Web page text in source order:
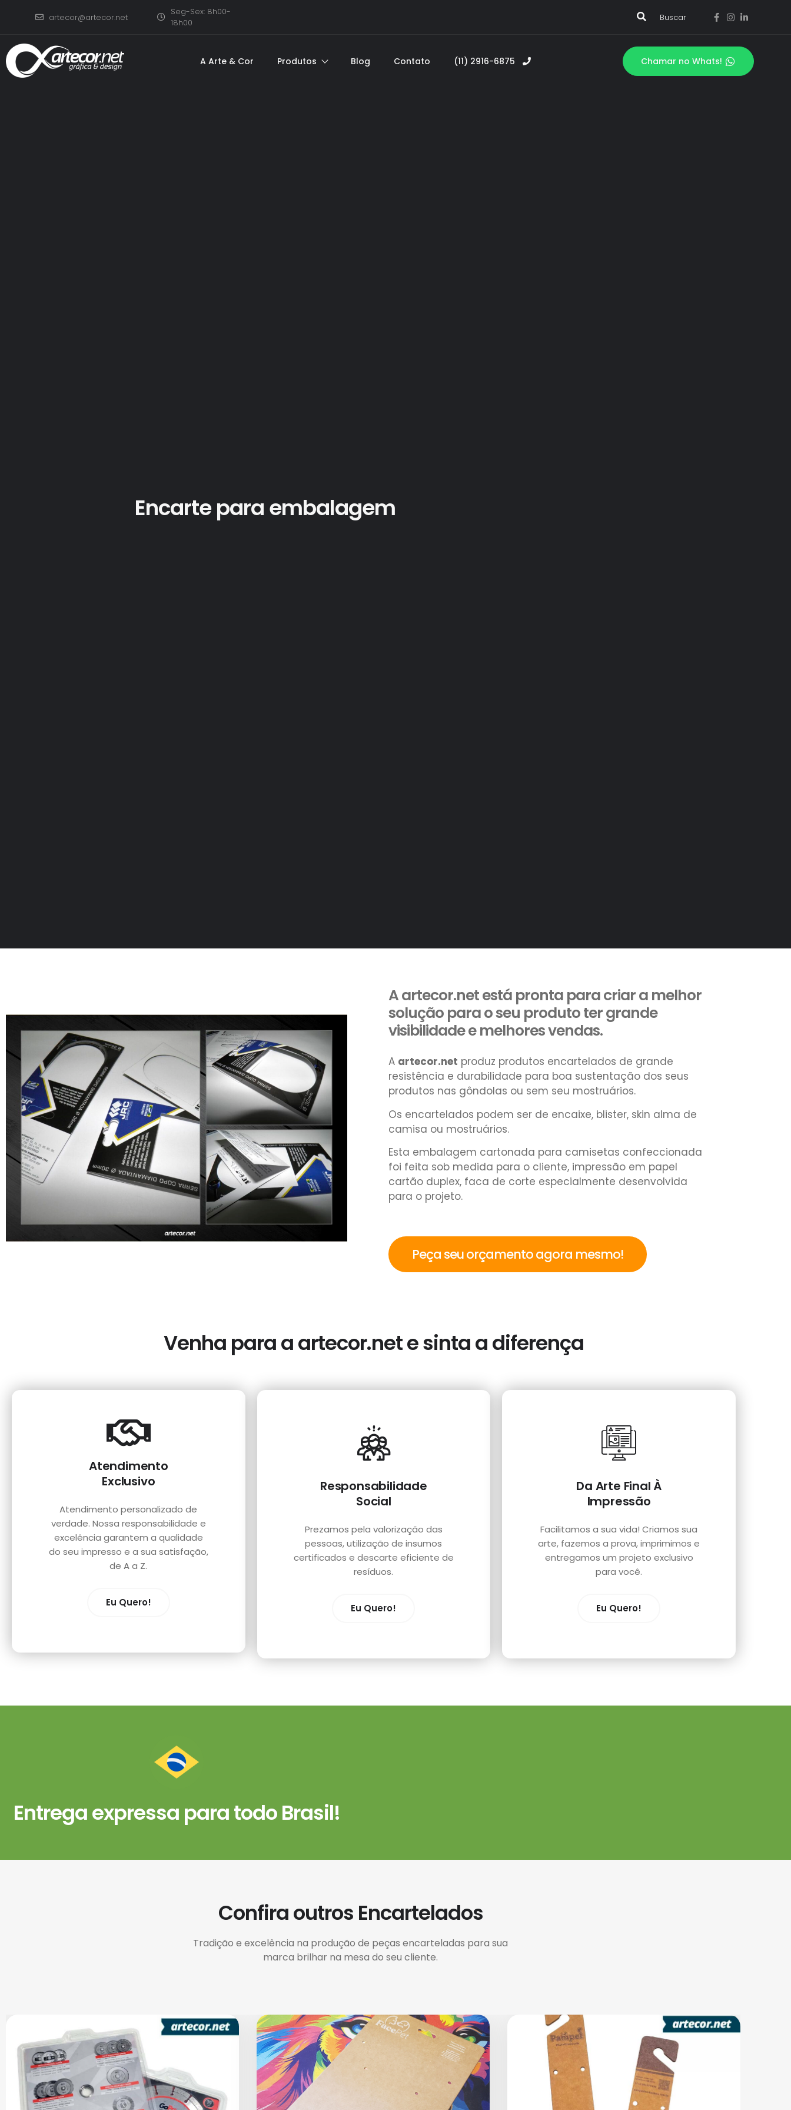
artecor@artecor.net
Seg-Sex: 8h00-
18h00
Buscar
A Arte & Cor Produtos Blog Contato (11) 2916-6875ﾠ Chamar no Whats!
Encarte para embalagem
A artecor.net está pronta para criar a melhor
solução para o seu produto ter grande
visibilidade e melhores vendas.
A artecor.net produz produtos encartelados de grande
resistência e durabilidade para boa sustentação dos seus
produtos nas gôndolas ou sem seu mostruários.
Os encartelados podem ser de encaixe, blister, skin alma de
camisa ou mostruários.
Esta embalagem cartonada para camisetas confeccionada
foi feita sob medida para o cliente, impressão em papel
cartão duplex, faca de corte especialmente desenvolvida
para o projeto.
Peça seu orçamento agora mesmo!
Venha para a artecor.net e sinta a diferença
Atendimento
Exclusivo
Atendimento personalizado de
verdade. Nossa responsabilidade e
excelência garantem a qualidade
do seu impresso e a sua satisfação,
de A a Z.
Eu Quero!
Responsabilidade
Social
Prezamos pela valorização das
pessoas, utilização de insumos
certificados e descarte eficiente de
resíduos.
Eu Quero!
Da Arte Final À
Impressão
Facilitamos a sua vida! Criamos sua
arte, fazemos a prova, imprimimos e
entregamos um projeto exclusivo
para você.
Eu Quero!
Entrega expressa para todo Brasil!
Confira outros Encartelados
Tradição e excelência na produção de peças encarteladas para sua
marca brilhar na mesa do seu cliente.